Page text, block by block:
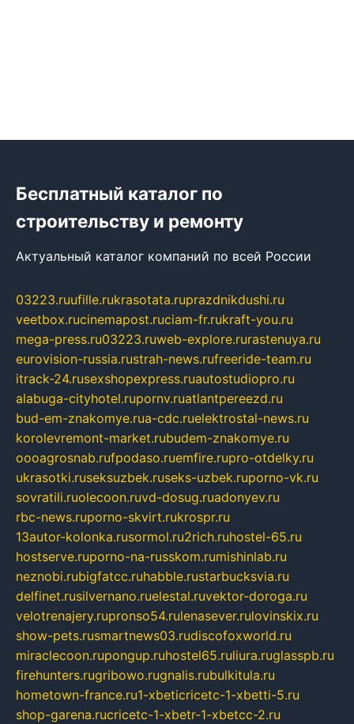
Бесплатный каталог по
строительству и ремонту
Актуальный каталог компаний по всей России
03223.ruufille.rukrasotata.ruprazdnikdushi.ru
veetbox.rucinemapost.ruciam-fr.rukraft-you.ru
mega-press.ru03223.ruweb-explore.rurastenuya.ru
eurovision-russia.rustrah-news.rufreeride-team.ru
itrack-24.rusexshopexpress.ruautostudiopro.ru
alabuga-cityhotel.rupornv.ruatlantpereezd.ru
bud-em-znakomye.rua-cdc.ruelektrostal-news.ru
korolevremont-market.rubudem-znakomye.ru
oooagrosnab.rufpodaso.ruemfire.rupro-otdelky.ru
ukrasotki.ruseksuzbek.ruseks-uzbek.ruporno-vk.ru
sovratili.ruolecoon.ruvd-dosug.ruadonyev.ru
rbc-news.ruporno-skvirt.rukrospr.ru
13autor-kolonka.rusormol.ru2rich.ruhostel-65.ru
hostserve.ruporno-na-russkom.rumishinlab.ru
neznobi.rubigfatcc.ruhabble.rustarbucksvia.ru
delfinet.rusilvernano.ruelestal.ruvektor-doroga.ru
velotrenajery.rupronso54.rulenasever.rulovinskix.ru
show-pets.rusmartnews03.rudiscofoxworld.ru
miraclecoon.rupongup.ruhostel65.ruliura.ruglasspb.ru
firehunters.rugribowo.rugnalis.rubulkitula.ru
hometown-france.ru1-xbeticricetc-1-xbetti-5.ru
shop-garena.rucricetc-1-xbetr-1-xbetcc-2.ru